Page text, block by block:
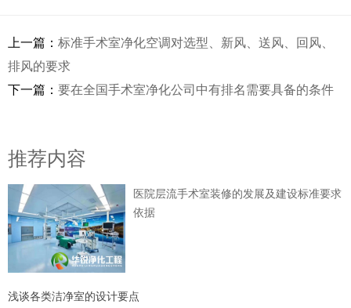
上一篇： 标准手术室净化空调对选型、新风、送风、回风、
排风的要求
下一篇： 要在全国手术室净化公司中有排名需要具备的条件
推荐内容
医院层流手术室装修的发展及建设标准要求
依据
浅谈各类洁净室的设计要点